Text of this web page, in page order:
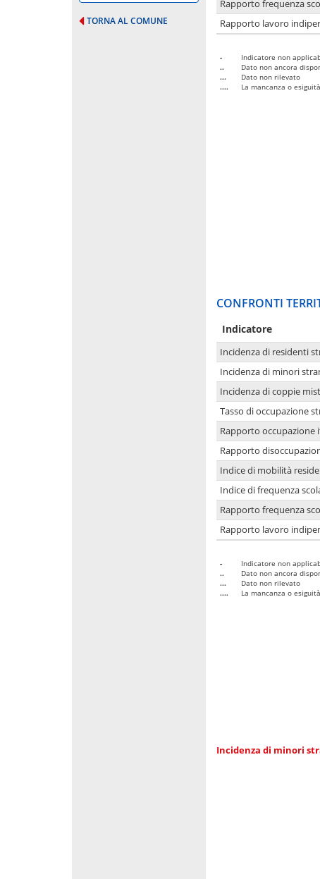
TORNA AL COMUNE
Rapporto frequenza
Rapporto lavoro
-
Indicatore non
..
Dato non ancora
...
Dato non rilevato
....
La mancanza o
CONFRONTI
Indicatore
Incidenza di residenti
Incidenza di minori
Incidenza di coppie
Tasso di occupazione
Rapporto occupazione
Rapporto
Indice di mobilità
Indice di frequenza
Rapporto frequenza
Rapporto lavoro
-
Indicatore non
..
Dato non ancora
...
Dato non rilevato
....
La mancanza o
Incidenza di minori